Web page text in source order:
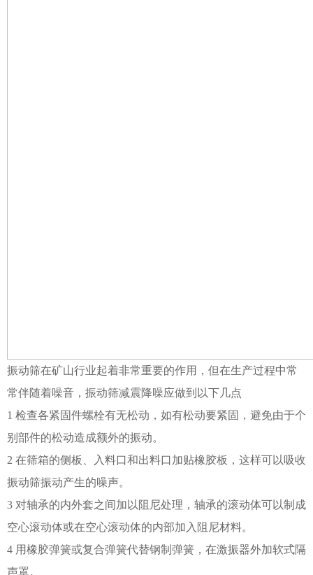
振动筛在矿山行业起着非常重要的作用，但在生产过程中常
常伴随着噪音，振动筛减震降噪应做到以下几点
1 检查各紧固件螺栓有无松动，如有松动要紧固，避免由于个
别部件的松动造成额外的振动。
2 在筛箱的侧板、入料口和出料口加贴橡胶板，这样可以吸收
振动筛振动产生的噪声。
3 对轴承的内外套之间加以阻尼处理，轴承的滚动体可以制成
空心滚动体或在空心滚动体的内部加入阻尼材料。
4 用橡胶弹簧或复合弹簧代替钢制弹簧，在激振器外加软式隔
声罩。